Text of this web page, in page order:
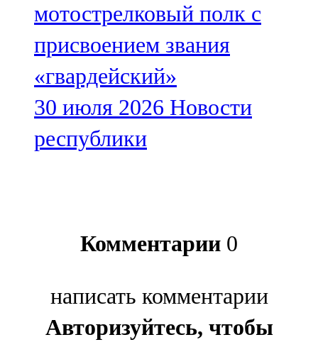
мотострелковый полк с
присвоением звания
«гвардейский»
30 июля 2026 Новости
республики
Комментарии 0
написать комментарии
Авторизуйтесь, чтобы